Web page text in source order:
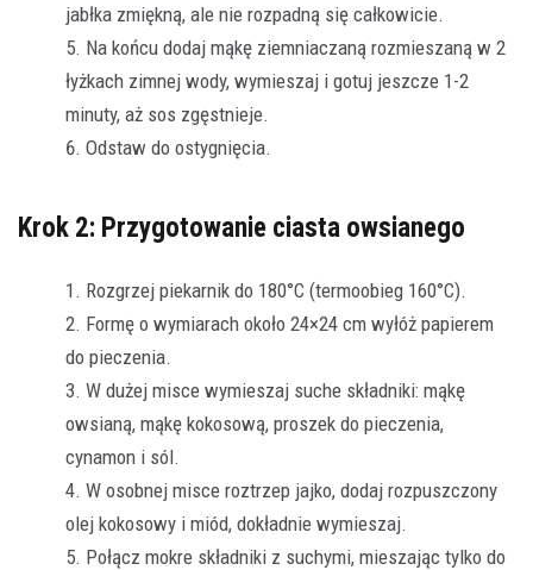
jabłka zmiękną, ale nie rozpadną się całkowicie.
Na końcu dodaj mąkę ziemniaczaną rozmieszaną w 2
łyżkach zimnej wody, wymieszaj i gotuj jeszcze 1-2
minuty, aż sos zgęstnieje.
Odstaw do ostygnięcia.
Krok 2: Przygotowanie ciasta owsianego
Rozgrzej piekarnik do 180°C (termoobieg 160°C).
Formę o wymiarach około 24×24 cm wyłóż papierem
do pieczenia.
W dużej misce wymieszaj suche składniki: mąkę
owsianą, mąkę kokosową, proszek do pieczenia,
cynamon i sól.
W osobnej misce roztrzep jajko, dodaj rozpuszczony
olej kokosowy i miód, dokładnie wymieszaj.
Połącz mokre składniki z suchymi, mieszając tylko do